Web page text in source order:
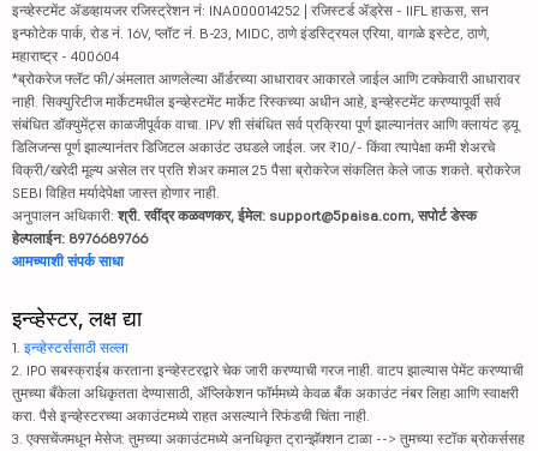
इन्व्हेस्टमेंट ॲडव्हायजर रजिस्ट्रेशन नं: INA000014252 | रजिस्टर्ड ॲड्रेस - IIFL हाऊस, सन
इन्फोटेक पार्क, रोड नं. 16V, प्लॉट नं. B-23, MIDC, ठाणे इंडस्ट्रियल एरिया, वागळे इस्टेट, ठाणे,
महाराष्ट्र - 400604
*ब्रोकरेज फ्लॅट फी/अंमलात आणलेल्या ऑर्डरच्या आधारावर आकारले जाईल आणि टक्केवारी आधारावर
नाही. सिक्युरिटीज मार्केटमधील इन्व्हेस्टमेंट मार्केट रिस्कच्या अधीन आहे, इन्व्हेस्टमेंट करण्यापूर्वी सर्व
संबंधित डॉक्युमेंट्स काळजीपूर्वक वाचा. IPV शी संबंधित सर्व प्रक्रिया पूर्ण झाल्यानंतर आणि क्लायंट ड्यू
डिलिजन्स पूर्ण झाल्यानंतर डिजिटल अकाउंट उघडले जाईल. जर ₹10/- किंवा त्यापेक्षा कमी शेअरचे
विक्री/खरेदी मूल्य असेल तर प्रति शेअर कमाल 25 पैसा ब्रोकरेज संकलित केले जाऊ शकते. ब्रोकरेज
SEBI विहित मर्यादेपेक्षा जास्त होणार नाही.
अनुपालन अधिकारी: श्री. रवींद्र कळवणकर, ईमेल: support@5paisa.com, सपोर्ट डेस्क
हेल्पलाईन: 8976689766
आमच्याशी संपर्क साधा
इन्व्हेस्टर, लक्ष द्या
1. इन्व्हेस्टर्ससाठी सल्ला
2. IPO सबस्क्राईब करताना इन्व्हेस्टरद्वारे चेक जारी करण्याची गरज नाही. वाटप झाल्यास पेमेंट करण्याची
तुमच्या बँकेला अधिकृतता देण्यासाठी, ॲप्लिकेशन फॉर्ममध्ये केवळ बँक अकाउंट नंबर लिहा आणि स्वाक्षरी
करा. पैसे इन्व्हेस्टरच्या अकाउंटमध्ये राहत असल्याने रिफंडची चिंता नाही.
3. एक्सचेंजमधून मेसेज: तुमच्या अकाउंटमध्ये अनधिकृत ट्रान्झॅक्शन टाळा --> तुमच्या स्टॉक ब्रोकर्ससह